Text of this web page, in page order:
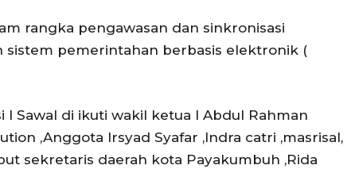
rangka pengawasan dan sinkronisasi
pemerintahan berbasis elektronik (
Sawal di ikuti wakil ketua I Abdul Rahman
,Anggota Irsyad Syafar ,Indra catri ,masrisal,
sekretaris daerah kota Payakumbuh ,Rida